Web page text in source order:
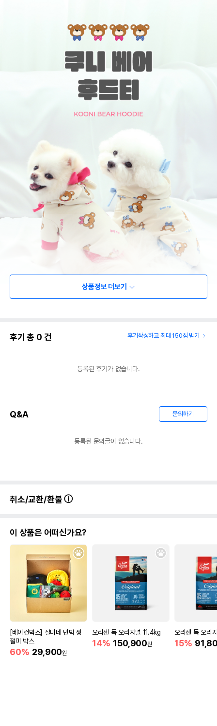
상품정보 더보기
후기 총 0 건 후기작성하고 최대 150점 받기
등록된 후기가 없습니다.
Q&A 문의하기
등록된 문의글이 없습니다.
취소/교환/환불
이 상품은 어떠신가요?
[베이컨박스] 절미네 민박 짱
절미 박스
60% 29,900원
오리젠 독 오리지널 11.4kg
14% 150,900원
오리젠 독 오리
15%